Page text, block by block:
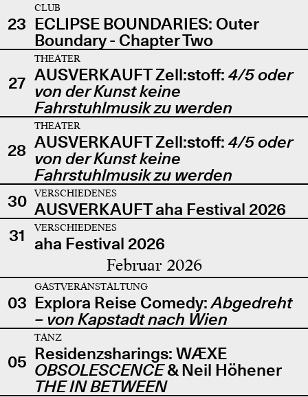
23
CLUB
ECLIPSE BOUNDARIES: Outer
Boundary - Chapter Two
27
THEATER
AUSVERKAUFT Zell:stoff: 4/5 oder
von der Kunst keine
Fahrstuhlmusik zu werden
28
THEATER
AUSVERKAUFT Zell:stoff: 4/5 oder
von der Kunst keine
Fahrstuhlmusik zu werden
30
VERSCHIEDENES
AUSVERKAUFT aha Festival 2026
31
VERSCHIEDENES
aha Festival 2026
Februar 2026
03
GASTVERANSTALTUNG
Explora Reise Comedy:Abgedreht
– von Kapstadt nach Wien
05
TANZ
Residenzsharings: WÆXE
OBSOLESCENCE& Neil Höhener
THE IN BETWEEN